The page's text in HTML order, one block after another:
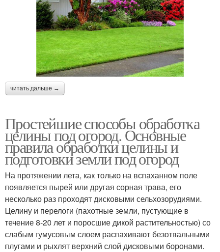
читать дальше →
Простейшие способы обработка
целины под огород. Основные
правила обработки целины и
подготовки земли под огород
На протяжении лета, как только на вспаханном поле
появляется пырей или другая сорная трава, его
несколько раз проходят дисковыми сельхозорудиями.
Целину и перелоги (пахотные земли, пустующие в
течение 8-20 лет и поросшие дикой растительностью) со
слабым гумусовым слоем распахивают безотвальными
плугами и рыхлят верхний слой дисковыми боронами.